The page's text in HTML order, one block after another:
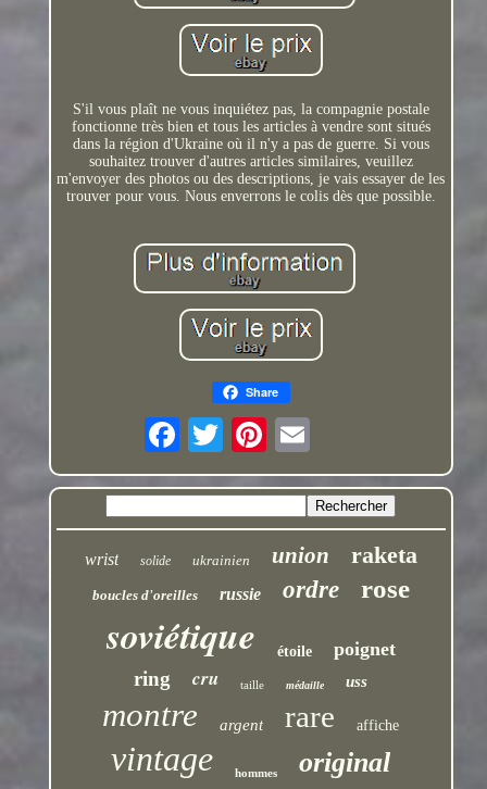
S'il vous plaît ne vous inquiétez pas, la compagnie postale
fonctionne très bien et tous les articles à vendre sont situés
dans la région d'Ukraine où il n'y a pas de guerre. Si vous
souhaitez trouver d'autres articles similaires, veuillez
m'envoyer des photos ou des descriptions, je vais essayer de les
trouver pour vous. Nous enverrons le colis dès que possible.
Share
wrist solide ukrainien union raketa
boucles d'oreilles russie ordre rose
soviétique étoile poignet
ring cru taille médaille uss
montre argent rare affiche
vintage hommes original